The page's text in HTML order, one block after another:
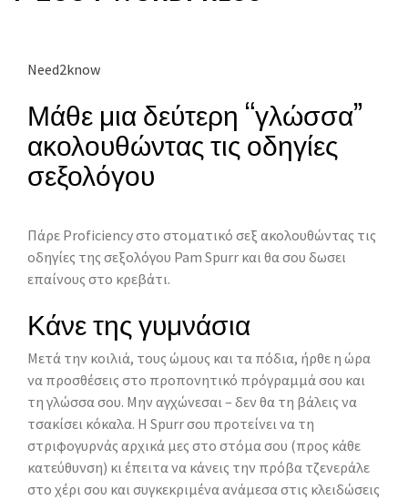
Need2know
Μάθε μια δεύτερη “γλώσσα”
ακολουθώντας τις οδηγίες
σεξολόγου
Πάρε Proficiency στο στοματικό σεξ ακολουθώντας τις
οδηγίες της σεξολόγου Pam Spurr και θα σου δωσει
επαίνους στο κρεβάτι.
Κάνε της γυμνάσια
Μετά την κοιλιά, τους ώμους και τα πόδια, ήρθε η ώρα
να προσθέσεις στο προπονητικό πρόγραμμά σου και
τη γλώσσα σου. Μην αγχώνεσαι – δεν θα τη βάλεις να
τσακίσει κόκαλα. Η Spurr σου προτείνει να τη
στριφογυρνάς αρχικά μες στο στόμα σου (προς κάθε
κατεύθυνση) κι έπειτα να κάνεις την πρόβα τζενεράλε
στο χέρι σου και συγκεκριμένα ανάμεσα στις κλειδώσεις